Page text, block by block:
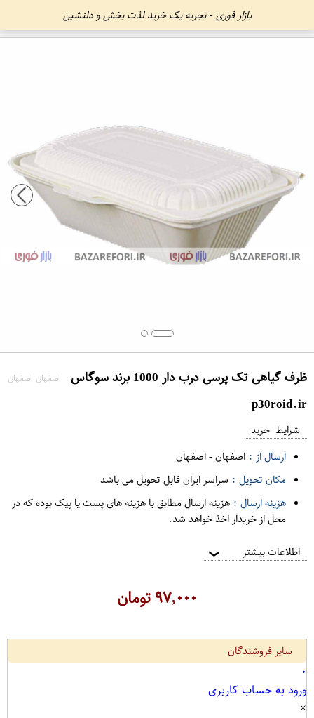
بازار فوری - تجربه یک خرید لذت بخش و دلنشین
ظرف گیاهی تک پرسی درب دار 1000 برند سوگاس اصفهان اصفهان
p30roid.ir
شرایط خرید
ارسال از : اصفهان-اصفهان
مکان تحویل : سراسر ایران قابل تحویل می باشد
هزینه ارسال : هزینه ارسال مطابق با هزینه های پست یا پیک بوده که در
محل از خریدار اخذ خواهد شد.
اطلاعات بیشتر ❯
۹۷,۰۰۰تومان
سایر فروشندگان
۰
ورود به حساب کاربری
×